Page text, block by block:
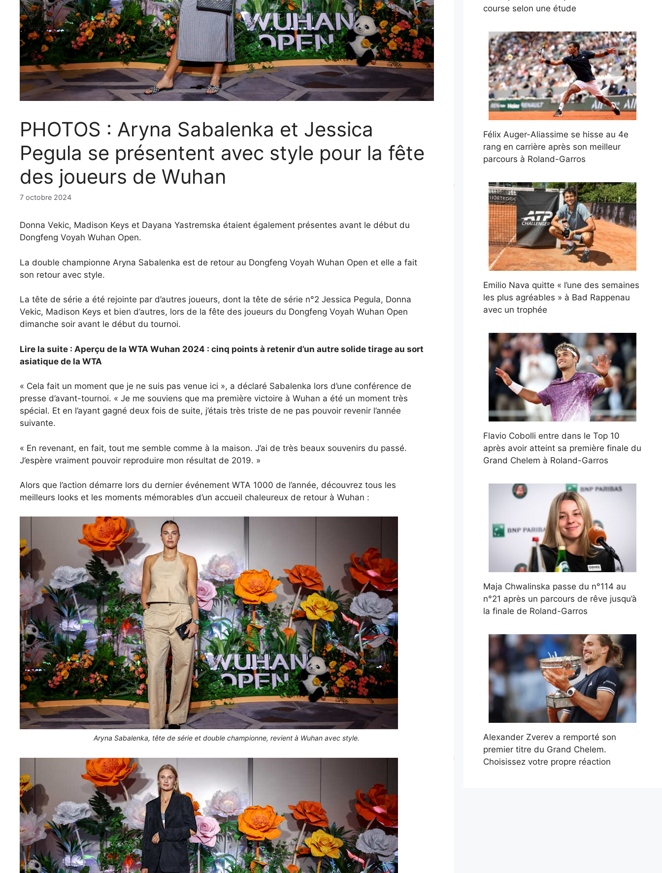
PHOTOS : Aryna Sabalenka et Jessica
Pegula se présentent avec style pour la fête
des joueurs de Wuhan
7 octobre 2024
Donna Vekic, Madison Keys et Dayana Yastremska étaient également présentes avant le début du
Dongfeng Voyah Wuhan Open.
La double championne Aryna Sabalenka est de retour au Dongfeng Voyah Wuhan Open et elle a fait
son retour avec style.
La tête de série a été rejointe par d’autres joueurs, dont la tête de série n°2 Jessica Pegula, Donna
Vekic, Madison Keys et bien d’autres, lors de la fête des joueurs du Dongfeng Voyah Wuhan Open
dimanche soir avant le début du tournoi.
Lire la suite : Aperçu de la WTA Wuhan 2024 : cinq points à retenir d’un autre solide tirage au sort
asiatique de la WTA
« Cela fait un moment que je ne suis pas venue ici », a déclaré Sabalenka lors d’une conférence de
presse d’avant-tournoi. « Je me souviens que ma première victoire à Wuhan a été un moment très
spécial. Et en l’ayant gagné deux fois de suite, j’étais très triste de ne pas pouvoir revenir l’année
suivante.
« En revenant, en fait, tout me semble comme à la maison. J’ai de très beaux souvenirs du passé.
J’espère vraiment pouvoir reproduire mon résultat de 2019. »
Alors que l’action démarre lors du dernier événement WTA 1000 de l’année, découvrez tous les
meilleurs looks et les moments mémorables d’un accueil chaleureux de retour à Wuhan :
Aryna Sabalenka, tête de série et double championne, revient à Wuhan avec style.
course selon une étude
Félix Auger-Aliassime se hisse au 4e
rang en carrière après son meilleur
parcours à Roland-Garros
Emilio Nava quitte « l’une des semaines
les plus agréables » à Bad Rappenau
avec un trophée
Flavio Cobolli entre dans le Top 10
après avoir atteint sa première finale du
Grand Chelem à Roland-Garros
Maja Chwalinska passe du n°114 au
n°21 après un parcours de rêve jusqu’à
la finale de Roland-Garros
Alexander Zverev a remporté son
premier titre du Grand Chelem.
Choisissez votre propre réaction